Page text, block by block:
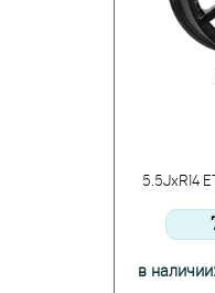
5.5JxR14
в